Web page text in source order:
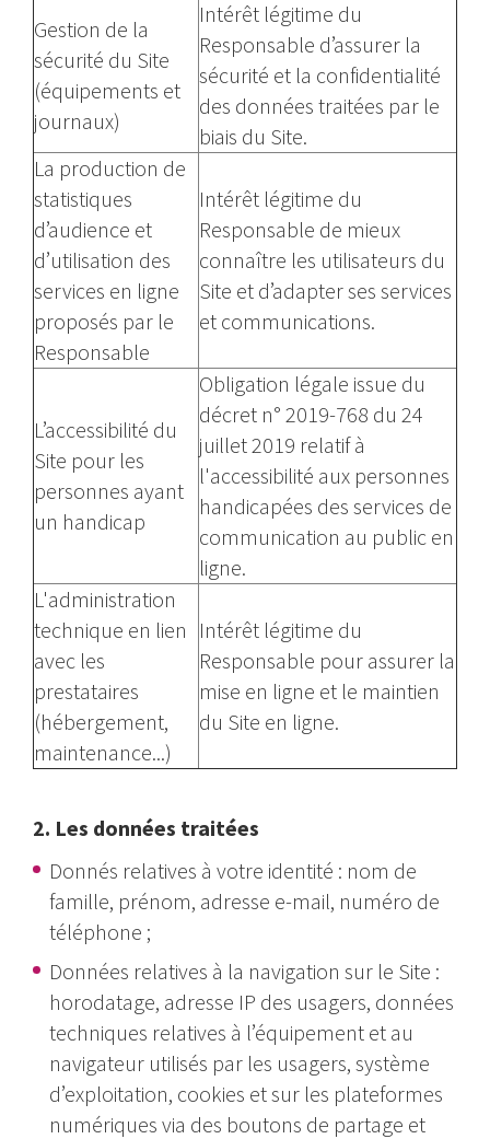
Gestion de la
sécurité du Site
(équipements et
journaux)
Intérêt légitime du
Responsable d’assurer la
sécurité et la confidentialité
des données traitées par le
biais du Site.
La production de
statistiques
d’audience et
d’utilisation des
services en ligne
proposés par le
Responsable
Intérêt légitime du
Responsable de mieux
connaître les utilisateurs du
Site et d’adapter ses services
et communications.
L’accessibilité du
Site pour les
personnes ayant
un handicap
Obligation légale issue du
décret n° 2019-768 du 24
juillet 2019 relatif à
l'accessibilité aux personnes
handicapées des services de
communication au public en
ligne.
L'administration
technique en lien
avec les
prestataires
(hébergement,
maintenance...)
Intérêt légitime du
Responsable pour assurer la
mise en ligne et le maintien
du Site en ligne.
2. Les données traitées
Donnés relatives à votre identité : nom de
famille, prénom, adresse e-mail, numéro de
téléphone ;
Données relatives à la navigation sur le Site :
horodatage, adresse IP des usagers, données
techniques relatives à l’équipement et au
navigateur utilisés par les usagers, système
d’exploitation, cookies et sur les plateformes
numériques via des boutons de partage et